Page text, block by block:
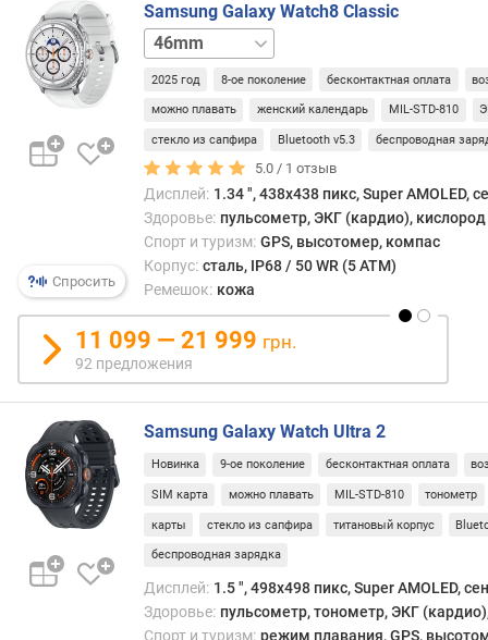
со
весь
—
в
д
е
ш
е
в
ы
х
о
г
и
м
о
т
д
о
р
о
г
х
к
Спросить
Samsung Galaxy Watch8 Classic
46mm
LTE
2025 год 8-ое поколение бесконтактная оплата
можно плавать женский календарь MIL-STD-810
стекло из сапфира Bluetooth v5.3 беспроводная
5.0 / 1 отзыв
Дисплей: 1.34 ", 438x438 пикс, Super AMOLED,
Здоровье: пульсометр, ЭКГ (кардио), кислород
Спорт и туризм: GPS, высотомер, компас
Корпус: сталь, IP68 / 50 WR (5 ATM)
Ремешок: кожа
11 099 — 21 999 грн.
92 предложения
Samsung Galaxy Watch Ultra 2
Новинка 9-ое поколение бесконтактная оплата
SIM карта можно плавать MIL-STD-810 тонометр
карты стекло из сапфира титановый корпус
беспроводная зарядка
Дисплей: 1.5 ", 498x498 пикс, Super AMOLED,
Здоровье: пульсометр, тонометр, ЭКГ
Спорт и туризм: режим плавания, GPS,